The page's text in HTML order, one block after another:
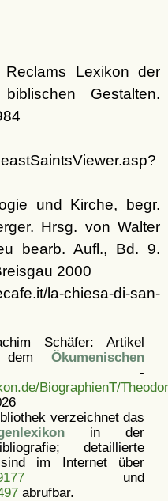
Lexikon der
Gestalten.
und Kirche, begr.
Hrsg. von Walter
bearb. Aufl., Bd. 9.
2000
la-chiesa-di-san-
Schäfer: Artikel
dem Ökumenischen
BiographienT/
verzeichnet das
in der
detaillierte
im Internet über
und
abrufbar.